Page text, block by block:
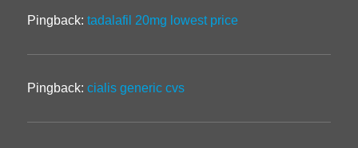
Pingback:tadalafil 20mg lowest price
Pingback:cialis generic cvs